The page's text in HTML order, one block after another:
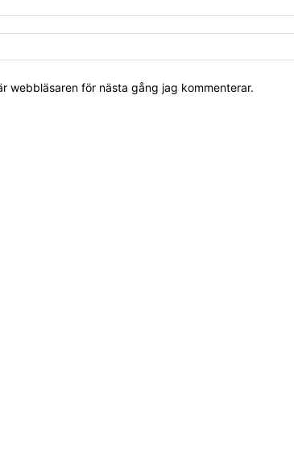
webbläsaren för nästa gång jag kommenterar.